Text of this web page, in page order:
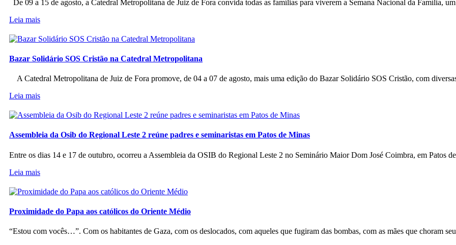
De 09 a 15 de agosto, a Catedral Metropolitana de Juiz de Fora convida todas as famílias para viverem a Semana Nacional da Família,
Leia mais
Bazar Solidário SOS Cristão na Catedral Metropolitana
A Catedral Metropolitana de Juiz de Fora promove, de 04 a 07 de agosto, mais uma edição do Bazar Solidário SOS Cristão, com
Leia mais
Assembleia da Osib do Regional Leste 2 reúne padres e seminaristas em Patos de Minas
Entre os dias 14 e 17 de outubro, ocorreu a Assembleia da OSIB do Regional Leste 2 no Seminário Maior Dom José Coimbra, em Patos
Leia mais
Proximidade do Papa aos católicos do Oriente Médio
“Estou com vocês…”. Com os habitantes de Gaza, com os deslocados, com aqueles que fugiram das bombas, com as mães que choram